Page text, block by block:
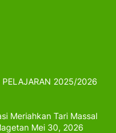
PELAJARAN 2025/2026
Meriahkan Tari Massal
Mei 30, 2026